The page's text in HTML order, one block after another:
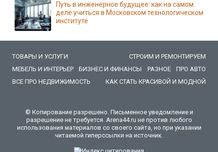
Путь в инженерное будущее: как на самом
деле учиться в Московском технологическом
институте
ТОВАРЫ И УСЛУГИ
СТРОИМ И РЕМОНТИРУЕМ
МЕБЕЛЬ И ИНТЕРЬЕР
БИЗНЕС И ФИНАНСЫ РАЗНОЕ
ПРО АВТО
ВСЕ ПРО НЕДВИЖИМОСТЬ
КАК СТАТЬ КРАСИВОЙ И МОДНОЙ
© Копирование разрешено. Письменное уведомление и
разрешение не требуется. Arena44.ru не против любого
использования материалов со своего сайта, но при указании
читаемой гиперссылки на источник.